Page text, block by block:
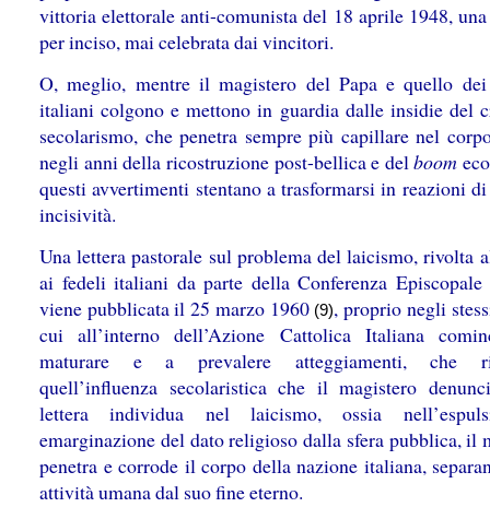
vittoria elettorale anti-comunista del 18 aprile 1948,
per inciso, mai celebrata dai vincitori.
O, meglio, mentre il magistero del Papa e quello dei
italiani colgono e mettono in guardia dalle insidie del
secolarismo, che penetra sempre più capillare nel
negli anni della ricostruzione post-bellica e delboom
questi avvertimenti stentano a trasformarsi in reazioni
incisività.
Una lettera pastorale sul problema del laicismo, rivolta
ai fedeli italiani da parte della Conferenza Episcopale
viene pubblicata il 25 marzo 1960 (9), proprio negli
cui all’interno dell’Azione Cattolica Italiana
maturare e a prevalere atteggiamenti, che
quell’influenza secolaristica che il magistero
lettera individua nel laicismo, ossia
emarginazione del dato religioso dalla sfera pubblica, il
penetra e corrode il corpo della nazione italiana,
attività umana dal suo fine eterno.